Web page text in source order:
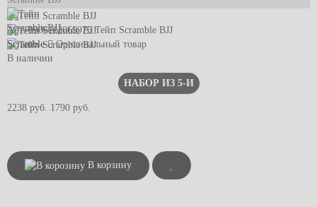
Арт. 9906112069975 Тейп Scramble BJJ
Scramble
Оригинальный товар
В наличии
НАБОР ИЗ 5-И
2238 руб. 1790 руб.
В корзину